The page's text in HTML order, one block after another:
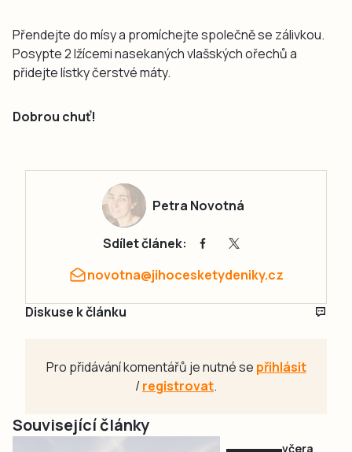
Přendejte do mísy a promíchejte společně se zálivkou.
Posypte 2 lžícemi nasekaných vlašských ořechů a
přidejte lístky čerstvé máty.
Dobrou chuť!
Petra Novotná
Sdílet článek:
novotna@jihocesketydeniky.cz
Diskuse k článku
Pro přidávání komentářů je nutné se přihlásit
/registrovat.
Související články
včera